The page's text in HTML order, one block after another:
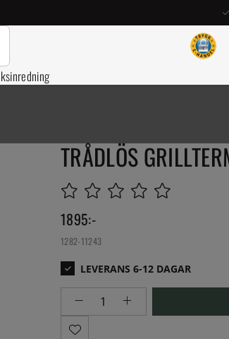
TRÅDLÖS
1895:-
1282-11243